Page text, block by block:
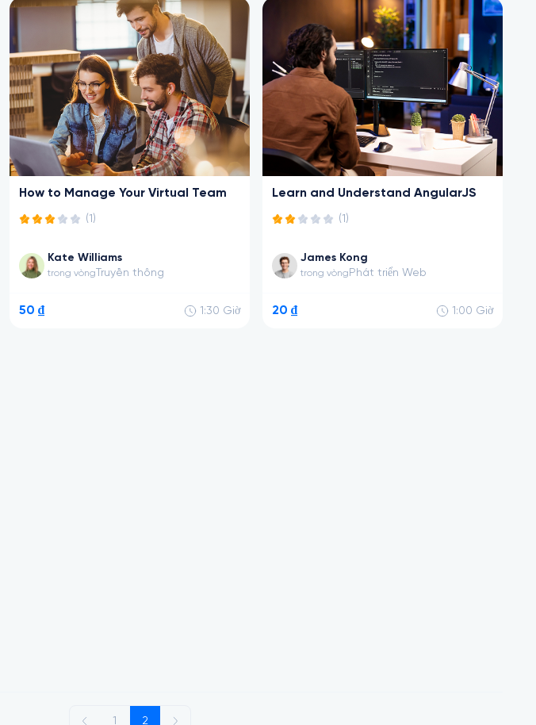
How to Manage Your Virtual Team
(1)
Kate Williams
trong vòng Truyền thông
50 ₫ 1:30 Giờ
Learn and Understand AngularJS
(1)
James Kong
trong vòng Phát triển Web
20 ₫ 1:00 Giờ
1 2